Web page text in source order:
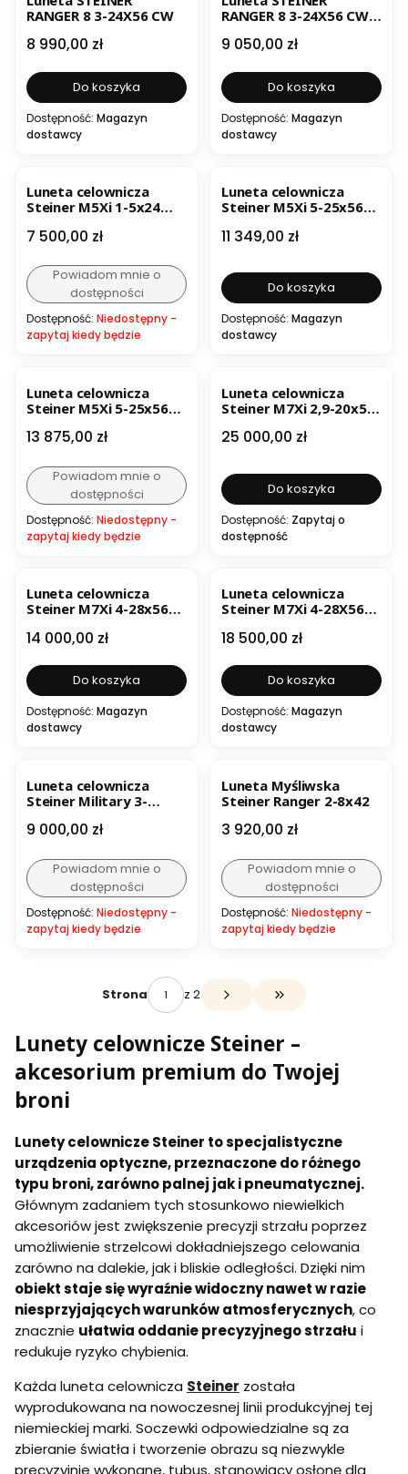
RANGER 8 3-24X56 CW
Cena
8 990,00 zł
Do koszyka
Dostępność: Magazyn
dostawcy
RANGER 8 3-24X56 CW z
Cena
9 050,00 zł
Do koszyka
Dostępność: Magazyn
dostawcy
Luneta celownicza
Steiner M5Xi 1-5x24
Cena
7 500,00 zł
Powiadom mnie o
dostępności
Dostępność: Niedostępny -
zapytaj kiedy będzie
Luneta celownicza
Steiner M5Xi 5-25x56
Cena
11 349,00 zł
Do koszyka
Dostępność: Magazyn
dostawcy
Luneta celownicza
Steiner M5Xi 5-25x56
Cena
13 875,00 zł
Powiadom mnie o
dostępności
Dostępność: Niedostępny -
zapytaj kiedy będzie
Luneta celownicza
Steiner M7Xi 2,9-20x50
Cena
25 000,00 zł
Do koszyka
Dostępność: Zapytaj o
dostępność
Luneta celownicza
Steiner M7Xi 4-28x56
Cena
14 000,00 zł
Do koszyka
Dostępność: Magazyn
dostawcy
Luneta celownicza
Steiner M7Xi 4-28X56
Cena
18 500,00 zł
Do koszyka
Dostępność: Magazyn
dostawcy
Luneta celownicza
Steiner Military 3-
Cena
9 000,00 zł
Powiadom mnie o
dostępności
Dostępność: Niedostępny -
zapytaj kiedy będzie
Luneta Myśliwska
Steiner Ranger 2-8x42
Cena
3 920,00 zł
Powiadom mnie o
dostępności
Dostępność: Niedostępny -
zapytaj kiedy będzie
Strona z 2 Przejdź do ostatniej
Lunety celownicze Steiner –
akcesorium premium do Twojej
broni
Lunety celownicze Steiner to specjalistyczne
urządzenia optyczne, przeznaczone do różnego
typu broni, zarówno palnej jak i pneumatycznej.
Głównym zadaniem tych stosunkowo niewielkich
akcesoriów jest zwiększenie precyzji strzału poprzez
umożliwienie strzelcowi dokładniejszego celowania
zarówno na dalekie, jak i bliskie odległości. Dzięki nim
obiekt staje się wyraźnie widoczny nawet w razie
niesprzyjających warunków atmosferycznych, co
znacznie ułatwia oddanie precyzyjnego strzału i
redukuje ryzyko chybienia.
Każda luneta celownicza Steiner została
wyprodukowana na nowoczesnej linii produkcyjnej tej
niemieckiej marki. Soczewki odpowiedzialne są za
zbieranie światła i tworzenie obrazu są niezwykle
precyzyjnie wykonane, tubus, stanowiący osłonę dla